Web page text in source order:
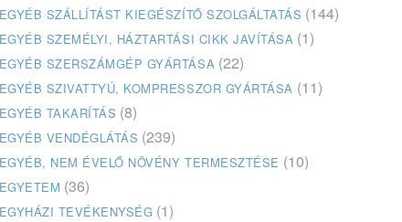
EGYÉB SZÁLLÍTÁST KIEGÉSZÍTŐ SZOLGÁLTATÁS (144)
EGYÉB SZEMÉLYI, HÁZTARTÁSI CIKK JAVÍTÁSA (1)
EGYÉB SZERSZÁMGÉP GYÁRTÁSA (22)
EGYÉB SZIVATTYÚ, KOMPRESSZOR GYÁRTÁSA (11)
EGYÉB TAKARÍTÁS (8)
EGYÉB VENDÉGLÁTÁS (239)
EGYÉB, NEM ÉVELŐ NÖVÉNY TERMESZTÉSE (10)
EGYETEM (36)
EGYHÁZI TEVÉKENYSÉG (1)